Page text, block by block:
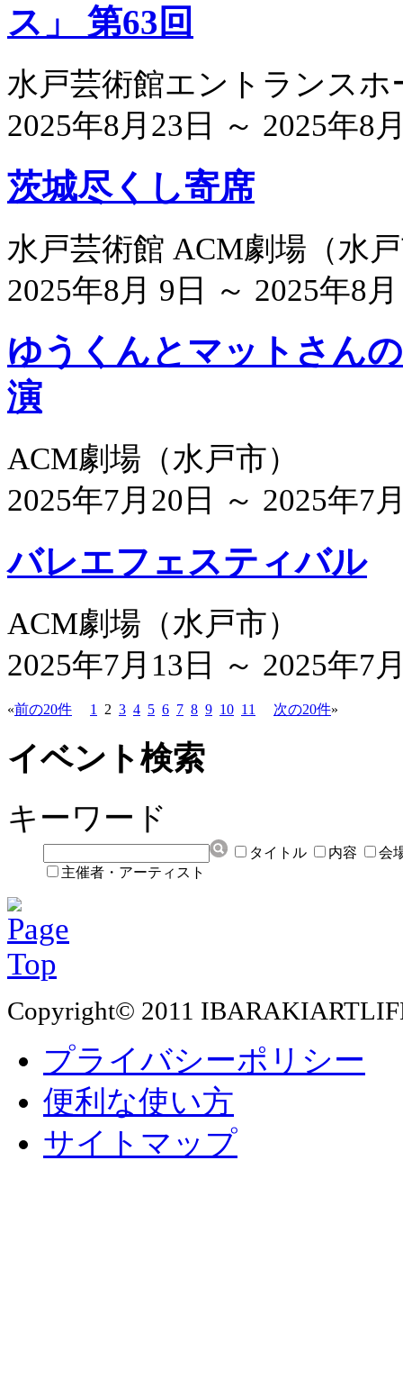
ス」 第63回
水戸芸術館エントランス
2025年8月23日 ～ 2025年8
茨城尽くし寄席
水戸芸術館 ACM劇場 （水
2025年8月 9日 ～ 2025年8
ゆうくんとマットさん
演
ACM劇場 （水戸市）
2025年7月20日 ～ 2025年7
バレエフェスティバル
ACM劇場 （水戸市）
2025年7月13日 ～ 2025年7
«前の20件 1 2 3 4 5 6 7 8 9 10 11 次の20件»
イベント検索
キーワード
タイトル 内容
会
主催者・アーティスト
Copyright© 2011
プライバシーポリシー
便利な使い方
サイトマップ